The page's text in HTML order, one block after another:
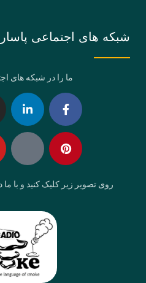
شبکه های اجتماعی
ما را در شبکه های
Facebook-
f
in
Pinterest
روی تصویر زیر کلیک کنید و با